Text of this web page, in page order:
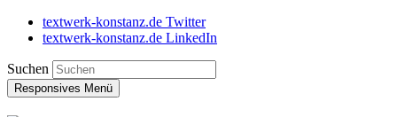
textwerk-konstanz.de Twitter
textwerk-konstanz.de LinkedIn
Suchen
Responsives Menü